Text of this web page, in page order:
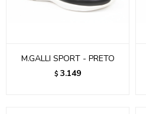
M.GALLI SPORT - PRETO
$ 3.149